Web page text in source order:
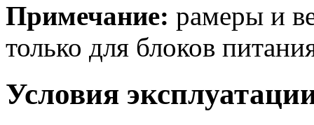
Примечание: рамеры и
только для блоков
Условия